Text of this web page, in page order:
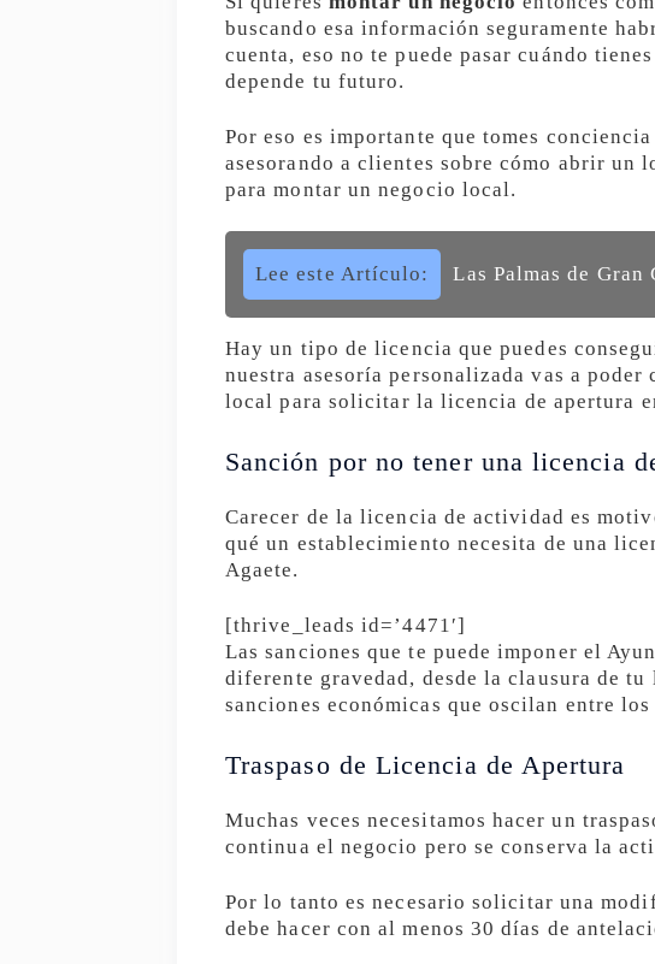
buscando esa información seguramente
cuenta, eso no te puede pasar cuándo
depende tu futuro.
Por eso es importante que tomes
asesorando a clientes sobre cómo abrir un
para montar un negocio local.
Lee este Artículo: Las Palmas de
Hay un tipo de licencia que puedes
nuestra asesoría personalizada vas a
local para solicitar la licencia de apertura
Sanción por no tener una licencia
Carecer de la licencia de actividad es
qué un establecimiento necesita de una
Agaete.
[thrive_leads id=’4471′]
Las sanciones que te puede imponer el
diferente gravedad, desde la clausura de
sanciones económicas que oscilan entre
Traspaso de Licencia de Apertura
Muchas veces necesitamos hacer un
continua el negocio pero se conserva la
Por lo tanto es necesario solicitar una
debe hacer con al menos 30 días de